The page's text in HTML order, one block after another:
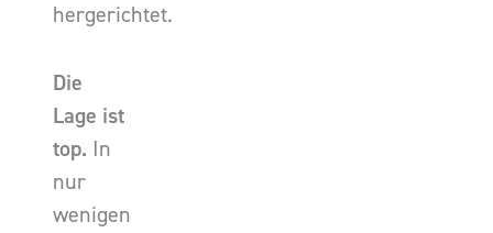
hergerichtet.
Die
Lage ist
top. In
nur
wenigen